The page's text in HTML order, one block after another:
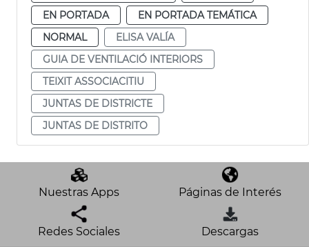
EN PORTADA
EN PORTADA TEMÁTICA
NORMAL
ELISA VALÍA
GUIA DE VENTILACIÓ INTERIORS
TEIXIT ASSOCIACITIU
JUNTAS DE DISTRICTE
JUNTAS DE DISTRITO
Nuestras Apps Páginas de Interés
Redes Sociales Descargas